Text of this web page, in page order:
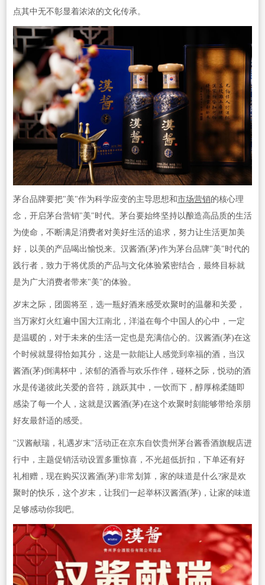
点其中无不彰显着浓浓的文化传承。
茅台品牌要把"美"作为科学应变的主导思想和市场营销的核心理
念，开启茅台营销"美"时代。茅台要始终坚持以酿造高品质的生活
为使命，不断满足消费者对美好生活的追求，努力让生活更加美
好，以美的产品喝出愉悦来。汉酱酒(茅)作为茅台品牌"美"时代的
践行者，致力于将优质的产品与文化体验紧密结合，最终目标就
是为广大消费者带来"美"的体验。
岁末之际，团圆将至，选一瓶好酒来感受欢聚时的温馨和关爱，
当万家灯火红遍中国大江南北，洋溢在每个中国人的心中，一定
是温暖的，对于未来的生活一定也是充满信心的。汉酱酒(茅)在这
个时候就显得恰如其分，这是一款能让人感觉到幸福的酒，当汉
酱酒(茅)倒满杯中，浓郁的酒香与欢乐作伴，碰杯之际，悦动的酒
水是传递彼此关爱的音符，跳跃其中，一饮而下，醇厚棉柔随即
感染了每一个人，这就是汉酱酒(茅)在这个欢聚时刻能够带给亲朋
好友最舒适的感受。
"汉酱献瑞，礼遇岁末"活动正在京东自饮贵州茅台酱香酒旗舰店进
行中，主题促销活动设置多重惊喜，不光超低折扣，下单还有好
礼相赠，现在购买汉酱酒(茅)非常划算，家的味道是什么?家是欢
聚时的快乐，这个岁末，让我们一起举杯汉酱酒(茅)，让家的味道
足够感动你我吧。